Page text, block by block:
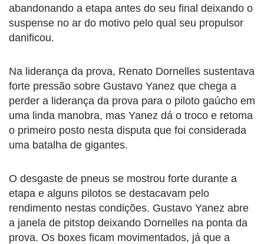
abandonando a etapa antes do seu final deixando o
suspense no ar do motivo pelo qual seu propulsor
danificou.
Na liderança da prova, Renato Dornelles sustentava
forte pressão sobre Gustavo Yanez que chega a
perder a liderança da prova para o piloto gaúcho em
uma linda manobra, mas Yanez dá o troco e retoma
o primeiro posto nesta disputa que foi considerada
uma batalha de gigantes.
O desgaste de pneus se mostrou forte durante a
etapa e alguns pilotos se destacavam pelo
rendimento nestas condições. Gustavo Yanez abre
a janela de pitstop deixando Dornelles na ponta da
prova. Os boxes ficam movimentados, já que a